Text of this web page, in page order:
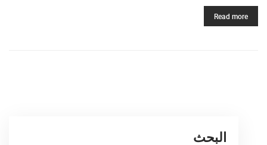
Read more
البحث